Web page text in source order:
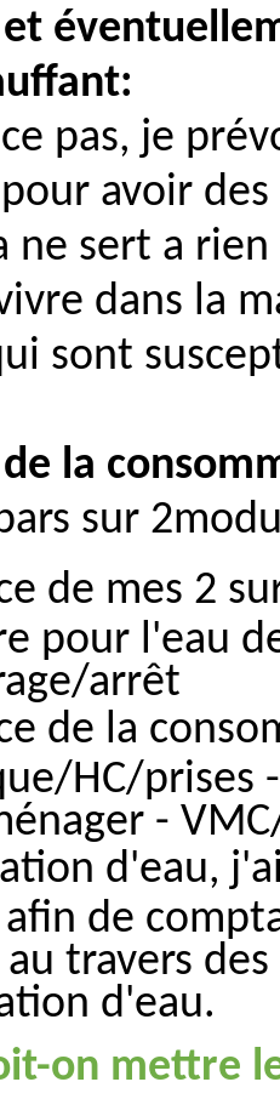
pas, je
avoir
ne sert a
dans la
sont
la
sur
de mes 2
pour l'eau
arrêt
de la
HC/prises
-
d'eau,
de
au travers
d'eau.
on mettre